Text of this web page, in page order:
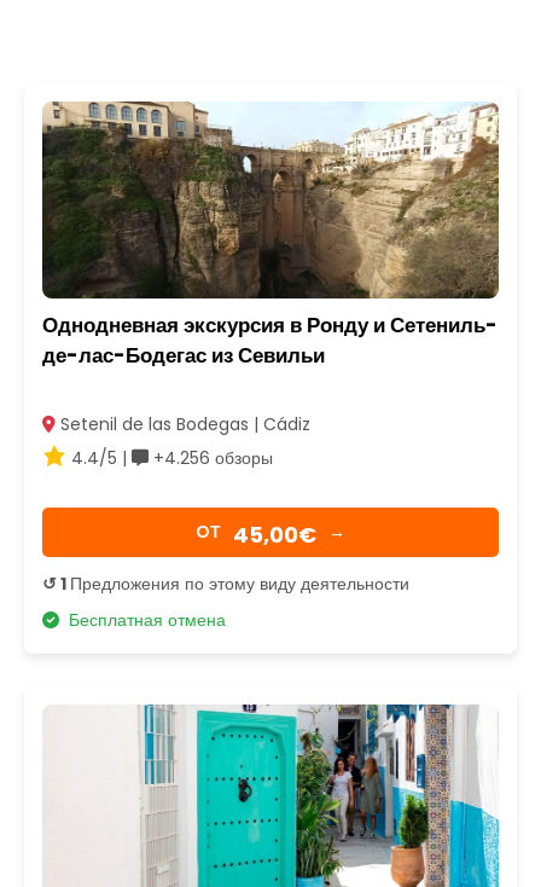
Однодневная экскурсия в Ронду и Сетениль-
де-лас-Бодегас из Севильи
Setenil de las Bodegas | Cádiz
4.4/5 |
+4.256 обзоры
OТ 45,00€ →
↺ 1 Предложения по этому виду деятельности
Бесплатная отмена